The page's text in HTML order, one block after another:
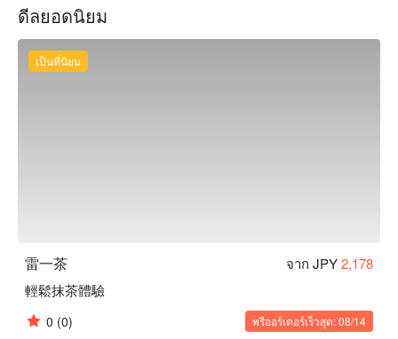
照或是漫步在淺草街頭，為日本之旅增添一頁美好回憶！
ดีลยอดนิยม
เป็นที่นิยม
雷一茶 จาก JPY2,178
輕鬆抹茶體驗
0 (0) พรีออร์เดอร์เร็วสุด: 08/14